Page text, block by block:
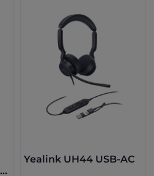
Yealink UH44 USB-AC